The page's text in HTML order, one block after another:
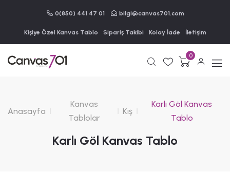
0(850) 441 47 01 bilgi@canvas701.com
Kişiye Özel Kanvas Tablo Sipariş Takibi Kolay İade İletişim
0
Anasayfa
Kanvas
Tablolar
Kış
Karlı Göl Kanvas
Tablo
Karlı Göl Kanvas Tablo